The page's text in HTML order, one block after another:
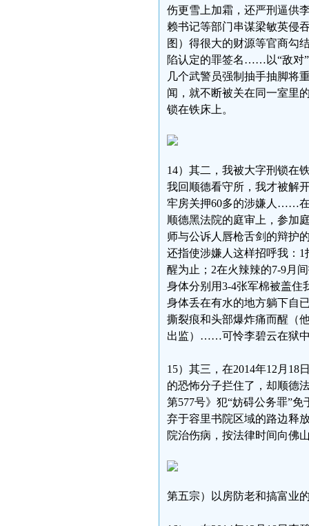
伤更雪上加霜，还严刑逼供
赖书记等部门串谋梁敏英侵
图）得很大的财源等官商勾
陷认定的罪签名……以“敌对
几个武警员强制抽手抽脚将
闻，就不断被关在同一室里
锁在铁床上。
14）其二，我被大字刑锁在
我回顺德看守所，我才被解
牢房关押60多的涉嫌人……在
顺德黑法院的庭审上，参加
师与公诉人唇枪舌剑的辩护
还指使涉嫌人这样招呼我：
醒为止；2在火辣辣的7-9月
身体分别用3-4张军棉被盖住
身体丢在有水的地方躺下自
撕裂痕和头部爆炸痛而醒（
出监）……可怜李碧云在狱
15）其三，在2014年12月18
的恐怖分子拦住了，却顺德
第577号》犯“妨碍公务罪”
弃于容里书院区域的路边释
院治伤病，按法律时间向佛
第五宗）以房防老和搞富业